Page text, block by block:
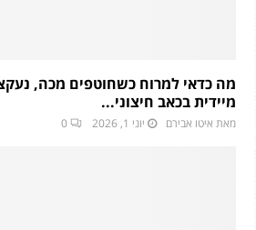
מה כדאי למרוח כשחוטפים מכה,
מיידית בכאב חיצוני...
מאת איטו אבירם יוני 1, 2026 0